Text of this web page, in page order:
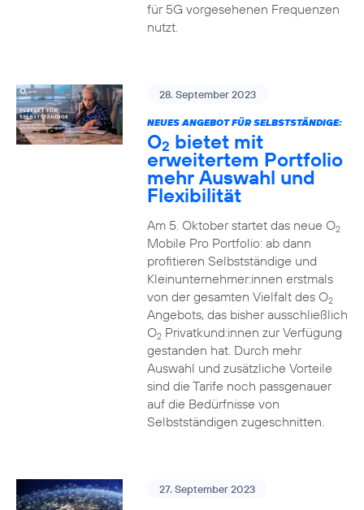
für 5G vorgesehenen Frequenzen
nutzt.
28. September 2023
NEUES ANGEBOT FÜR SELBSTSTÄNDIGE:
O2 bietet mit
erweitertem Portfolio
mehr Auswahl und
Flexibilität
Am 5. Oktober startet das neue O2
Mobile Pro Portfolio: ab dann
profitieren Selbstständige und
Kleinunternehmer:innen erstmals
von der gesamten Vielfalt des O2
Angebots, das bisher ausschließlich
O2Privatkund:innen zur Verfügung
gestanden hat. Durch mehr
Auswahl und zusätzliche Vorteile
sind die Tarife noch passgenauer
auf die Bedürfnisse von
Selbstständigen zugeschnitten.
27. September 2023